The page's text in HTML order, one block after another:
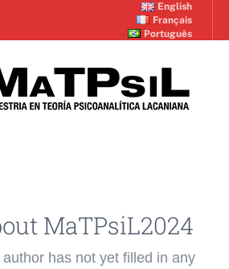
English
Français
Português
MaTPsiL2024
has not yet filled in any